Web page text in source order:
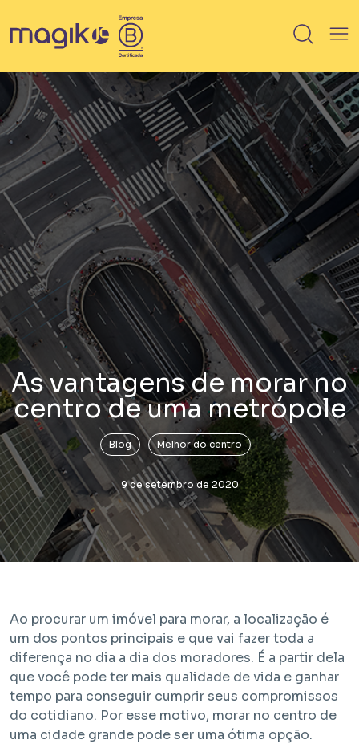
As vantagens de morar no
centro de uma metrópole
Blog Melhor do centro
9 de setembro de 2020
Ao procurar um imóvel para morar, a localização é
um dos pontos principais e que vai fazer toda a
diferença no dia a dia dos moradores. É a partir dela
que você pode ter mais qualidade de vida e ganhar
tempo para conseguir cumprir seus compromissos
do cotidiano. Por esse motivo, morar no centro de
uma cidade grande pode ser uma ótima opção.
IMÓVEIS
Breve lançamento
Lançamento
Em Obra
Pronto
100% vendido
Saiba mais sobre HIS / HMP
Lançamento
Bem Viver Praça Fortunato